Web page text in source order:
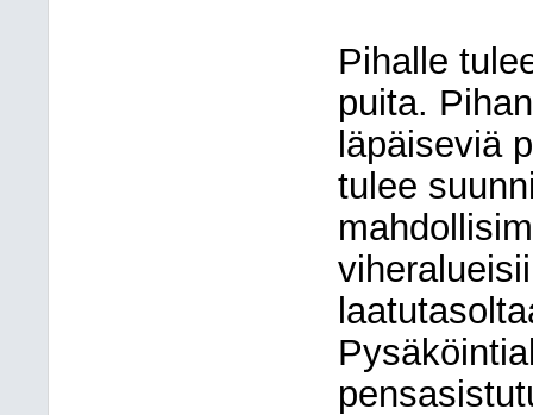
Pihalle
puita.
läpäiseviä
tulee